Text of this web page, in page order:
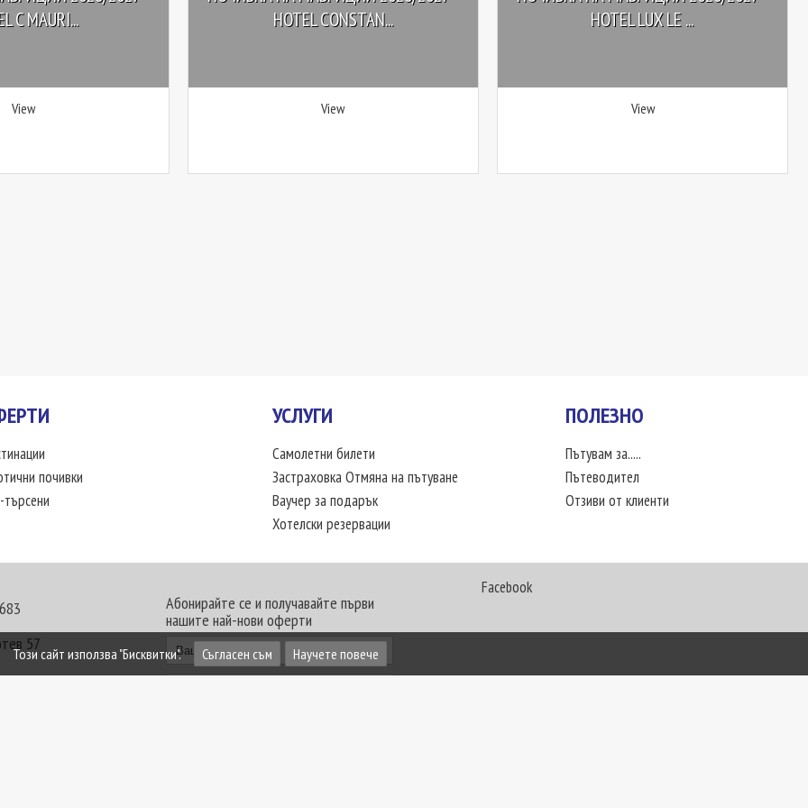
C MAURI...
View
HOTEL CONSTAN...
View
HOTEL LUX LE ...
View
почивки
УСЛУГИ
Самолетни билети
Застраховка Отмяна на пътуване
Ваучер за подарък
Хотелски резервации
ПОЛЕЗНО
Пътувам за.....
Пътеводител
Отзиви от клиенти
57
Абонирайте се и получавайте първи
нашите най-нови оферти
Facebook
Този сайт използва "Бисквитки". Съгласен съм Научете повече